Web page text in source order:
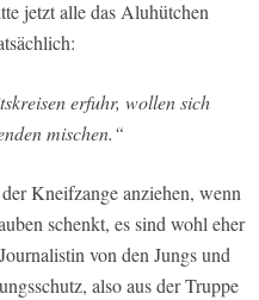
jetzt alle das Aluhütchen
erfuhr, wollen sich
mischen.“
Kneifzange anziehen, wenn
schenkt, es sind wohl eher
von den Jungs und
also aus der Truppe